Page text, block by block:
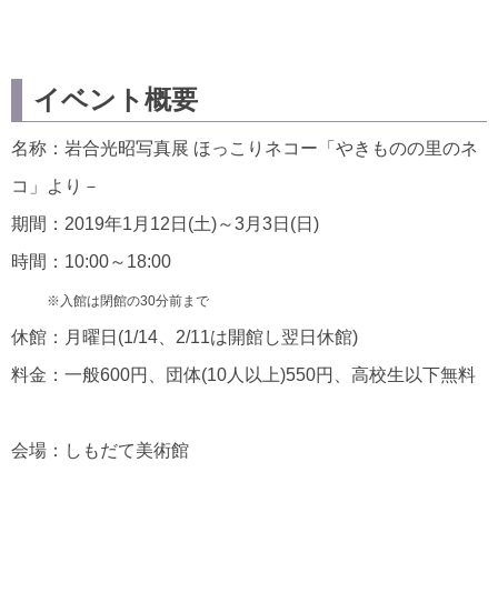
イベント概要
名称：岩合光昭写真展 ほっこりネコー「やきものの里のネ
コ」より－
期間：2019年1月12日(土)～3月3日(日)
時間：10:00～18:00
※入館は閉館の30分前まで
休館：月曜日(1/14、2/11は開館し翌日休館)
料金：一般600円、団体(10人以上)550円、高校生以下無料
会場：しもだて美術館